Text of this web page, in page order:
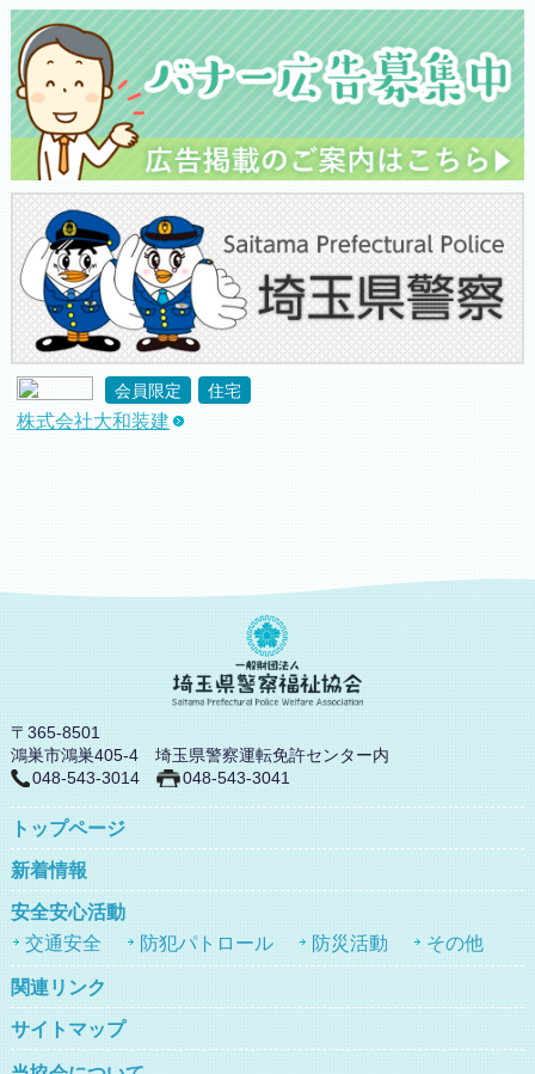
会員限定 住宅
株式会社大和装建
〒365-8501
鴻巣市鴻巣405-4 埼玉県警察運転免許センター内
048-543-3014
048-543-3041
トップページ
新着情報
安全安心活動
交通安全
防犯パトロール 防災活動 その他
関連リンク
サイトマップ